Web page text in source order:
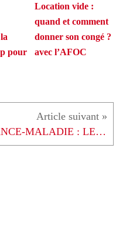
pour
Location vide :
quand et comment
donner son congé ?
avec l’AFOC
ASSURANCE-MALADIE : LE PIRE EST ÉVITÉ - 010808